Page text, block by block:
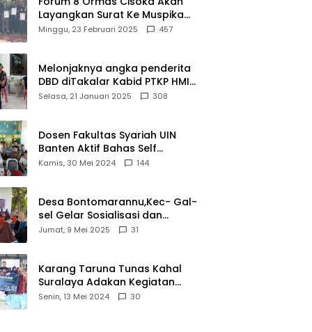
Layangkan Surat Ke Muspika
Atas Adanya Kantor Matel di
Minggu, 23 Februari 2025 457
Melonjaknya angka penderita
DBD diTakalar Kabid PTKP HMI
Cab.Takalar angkat bicara
Selasa, 21 Januari 2025 308
Dosen Fakultas Syariah UIN
Banten Aktif Bahas Self
Declare Halal dalam Forum
Kamis, 30 Mei 2024 144
Desa Bontomarannu,Kec- Gal-
sel Gelar Sosialisasi dan
Bimtek Pemutakhiran Data ID
Jumat, 9 Mei 2025 31
Karang Taruna Tunas Kahal
Suralaya Adakan Kegiatan
Bansos Terhadap Kaum
Senin, 13 Mei 2024 30